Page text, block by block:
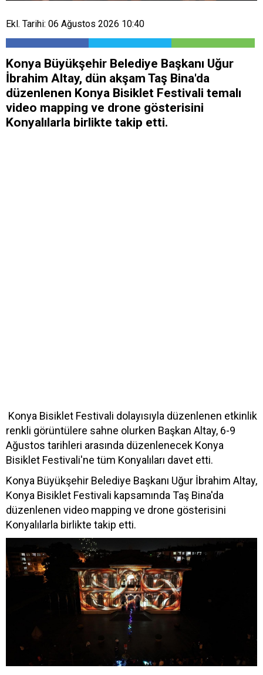
Ekl. Tarihi: 06 Ağustos 2026 10:40
Konya Büyükşehir Belediye Başkanı Uğur
İbrahim Altay, dün akşam Taş Bina'da
düzenlenen Konya Bisiklet Festivali temalı
video mapping ve drone gösterisini
Konyalılarla birlikte takip etti.
Konya Bisiklet Festivali dolayısıyla düzenlenen etkinlik
renkli görüntülere sahne olurken Başkan Altay, 6-9
Ağustos tarihleri arasında düzenlenecek Konya
Bisiklet Festivali'ne tüm Konyalıları davet etti.
Konya Büyükşehir Belediye Başkanı Uğur İbrahim Altay,
Konya Bisiklet Festivali kapsamında Taş Bina'da
düzenlenen video mapping ve drone gösterisini
Konyalılarla birlikte takip etti.